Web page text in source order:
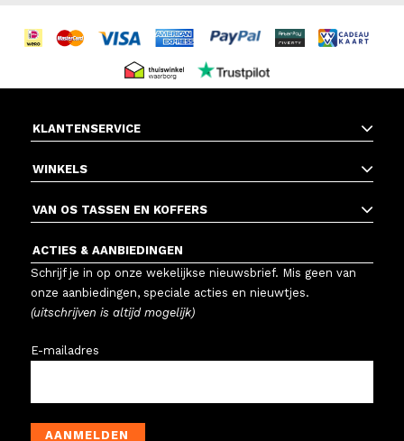
KLANTENSERVICE
WINKELS
VAN OS TASSEN EN KOFFERS
ACTIES & AANBIEDINGEN
Schrijf je in op onze wekelijkse nieuwsbrief. Mis geen van
onze aanbiedingen, speciale acties en nieuwtjes.
(uitschrijven is altijd mogelijk)
E-mailadres
AANMELDEN